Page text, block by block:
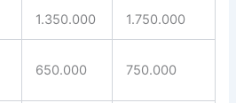
1.350.000 1.750.000
650.000 750.000